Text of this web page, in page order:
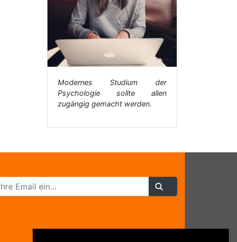
Modernes Studium der
Psychologie sollte allen
zugängig gemacht werden.